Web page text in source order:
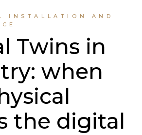
INSTALLATION AND
Twins in
when
the digital